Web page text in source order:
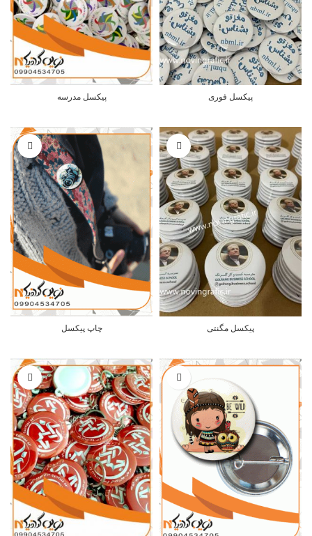
پیکسل فوری پیکسل مدرسه
پیکسل مگنتی چاپ پیکسل